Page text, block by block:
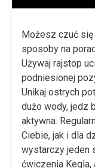
Możesz czuć się
sposoby na
Używaj rajstop
podniesionej
Unikaj ostrych
dużo wody, jedz
aktywna.
Ciebie, jak i dla
wystarczy jeden
ćwiczenia Kegla,